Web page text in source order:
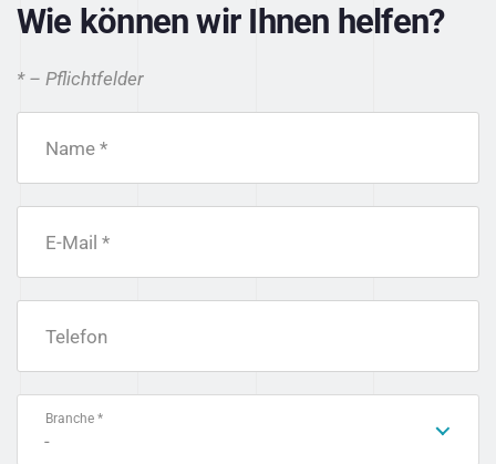
Wie können wir Ihnen helfen?
* – Pflichtfelder
Name *
E-Mail *
Telefon
Branche *
-